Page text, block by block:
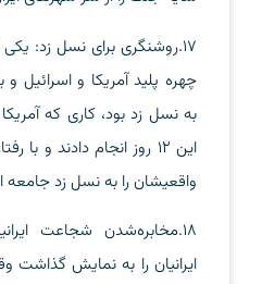
17.روشنگری برای نسل زد:
چهره پلید آمریکا و اسرائیل
به نسل زد بود، کاری که
این 12 روز انجام دادند و
واقعیشان را به نسل زد جامعه
18.مخابره‌شدن شجاعت
ایرانیان را به نمایش گذاشت